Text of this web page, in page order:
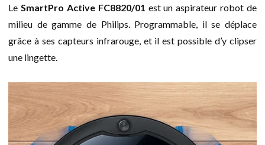
Le SmartPro Active FC8820/01 est un aspirateur robot de
milieu de gamme de Philips. Programmable, il se déplace
grâce à ses capteurs infrarouge, et il est possible d’y clipser
une lingette.